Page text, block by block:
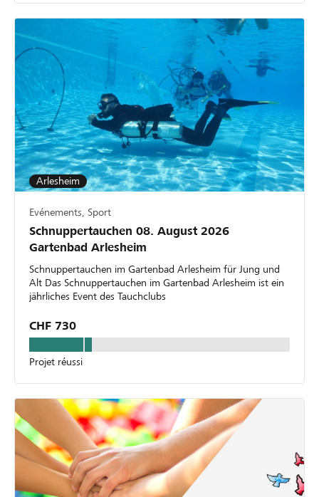
Arlesheim
Evénements, Sport
Schnuppertauchen 08. August 2026
Gartenbad Arlesheim
Schnuppertauchen im Gartenbad Arlesheim für Jung und
Alt Das Schnuppertauchen im Gartenbad Arlesheim ist ein
jährliches Event des Tauchclubs
CHF 730
Projet réussi